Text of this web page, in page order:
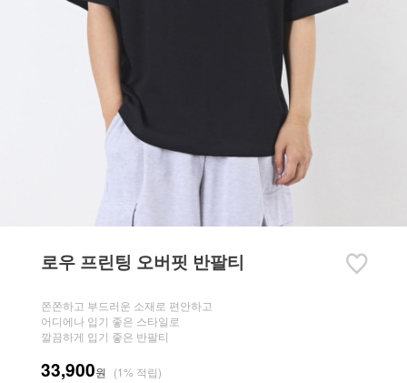
로우 프린팅 오버핏 반팔티
쫀쫀하고 부드러운 소재로 편안하고
어디에나 입기 좋은 스타일로
깔끔하게 입기 좋은 반팔티
33,900원 (1% 적립)